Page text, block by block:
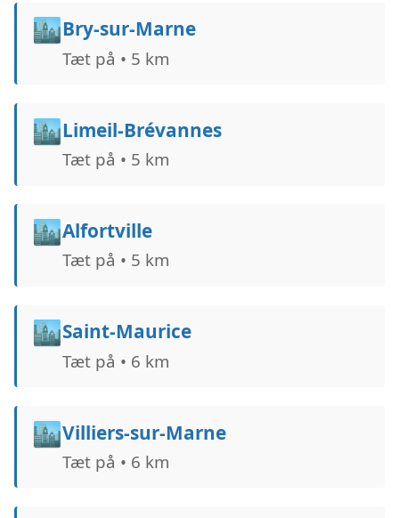
🏙️Bry-sur-Marne
Tæt på • 5 km
🏙️Limeil-Brévannes
Tæt på • 5 km
🏙️Alfortville
Tæt på • 5 km
🏙️Saint-Maurice
Tæt på • 6 km
🏙️Villiers-sur-Marne
Tæt på • 6 km